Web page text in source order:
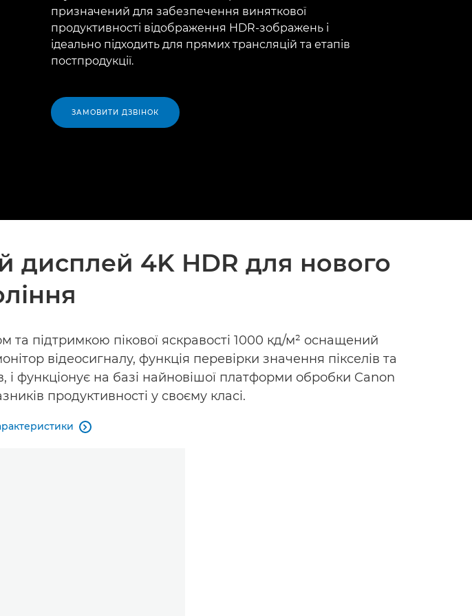
призначений для забезпечення виняткової
продуктивності відображення HDR-зображень і
ідеально підходить для прямих трансляцій та етапів
постпродукції.
ЗАМОВИТИ ДЗВІНОК
дисплей 4K HDR для нового
підтримкою пікової яскравості 1000 кд/м² оснащений
відеосигналу, функція перевірки значення пікселів та
функціонує на базі найновішої платформи обробки Canon
продуктивності у своєму класі.
